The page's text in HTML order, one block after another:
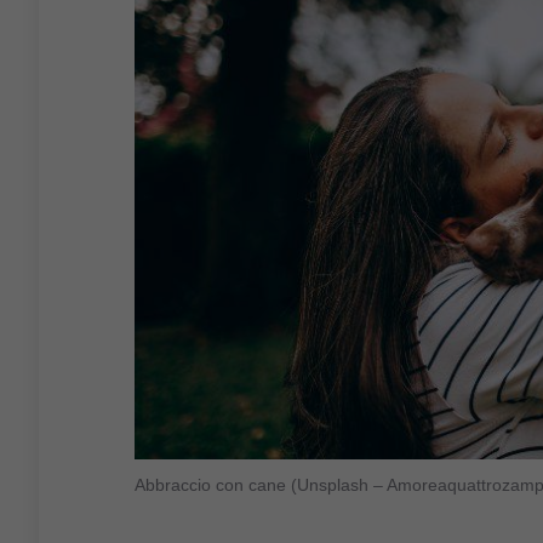
Abbraccio con cane (Unsplash –